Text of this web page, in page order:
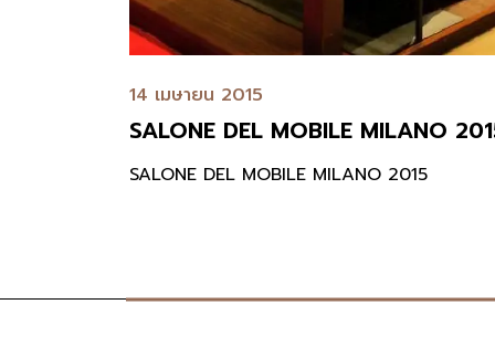
14 เมษายน 2015
SALONE DEL MOBILE MILANO
SALONE DEL MOBILE MILANO 2015